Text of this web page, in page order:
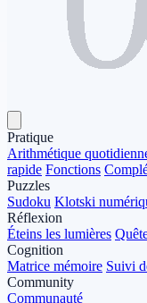
Pratique
Arithmétique
rapide Fonctions
Puzzles
Sudoku Klotski
Réflexion
Éteins les lumières
Cognition
Matrice mémoire Suivi
Community
Communauté